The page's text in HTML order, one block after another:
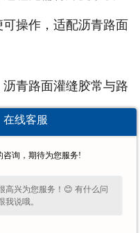
操作，适配沥青路面
青路面灌缝胶常与路
成为沥青路面养护的
缝，既能减少沥青路
本，又能延长沥青路
平稳性与安全性，为
在线客服
咨询，期待为您服务!
高兴为您服务！😊 有什么问
我说哦。